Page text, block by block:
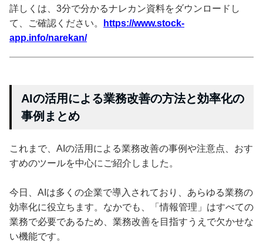
詳しくは、3分で分かるナレカン資料をダウンロードし
て、ご確認ください。
https://www.stock-
app.info/narekan/
AIの活用による業務改善の方法と効率化の
事例まとめ
これまで、AIの活用による業務改善の事例や注意点、おす
すめのツールを中心にご紹介しました。
今日、AIは多くの企業で導入されており、あらゆる業務の
効率化に役立ちます。なかでも、「情報管理」はすべての
業務で必要であるため、業務改善を目指すうえで欠かせな
い機能です。